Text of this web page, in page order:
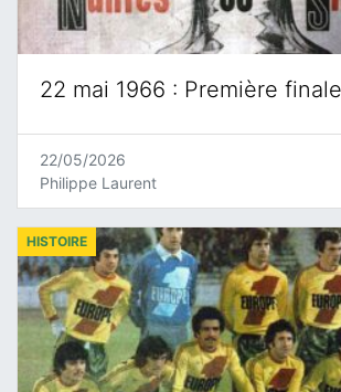
22 mai 1966 : Première
22/05/2026
Philippe Laurent
HISTOIRE